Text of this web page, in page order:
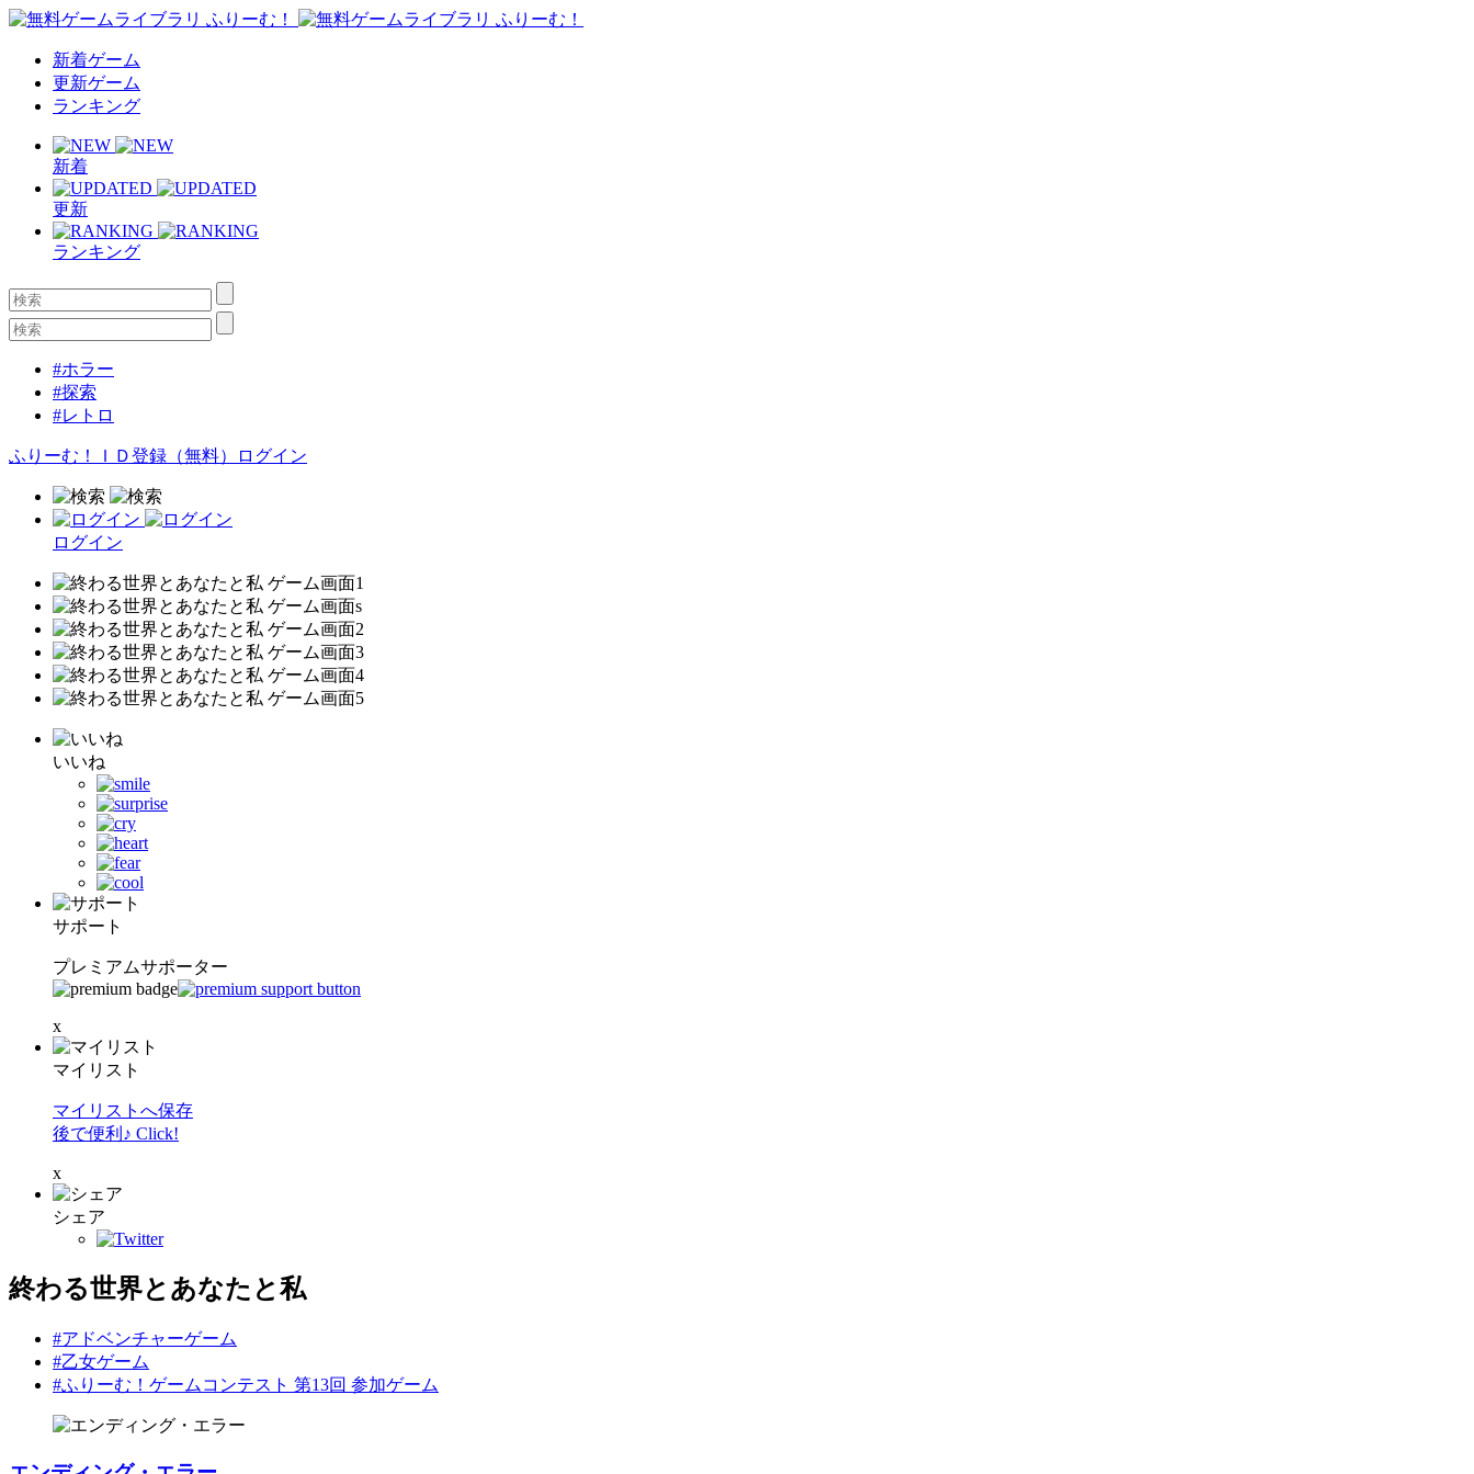
新着ゲーム
更新ゲーム
ランキング
新着
更新
ランキング
#ホラー
#探索
#レトロ
ふりーむ！ＩＤ登録（無料） ログイン
ログイン
いいね
サポート
プレミアムサポーター
x
マイリスト
マイリストへ保存
後で便利♪ Click!
x
シェア
終わる世界とあなたと私
#アドベンチャーゲーム
#乙女ゲーム
#ふりーむ！ゲームコンテスト 第13回 参加ゲーム